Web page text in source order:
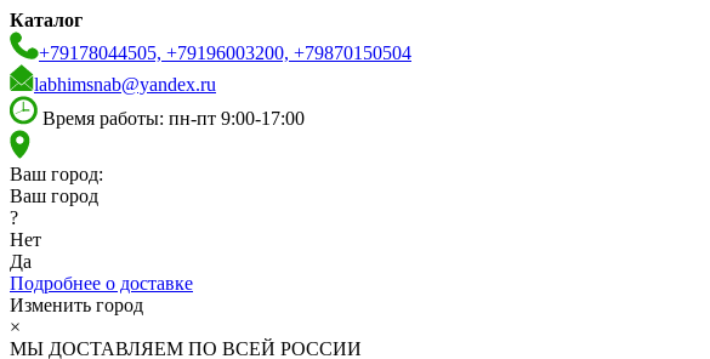
Каталог
+79178044505, +79196003200, +79870150504
labhimsnab@yandex.ru
Время работы: пн-пт 9:00-17:00
Ваш город:
Ваш город
?
Нет
Да
Подробнее о доставке
Изменить город
×
МЫ ДОСТАВЛЯЕМ ПО ВСЕЙ РОССИИ